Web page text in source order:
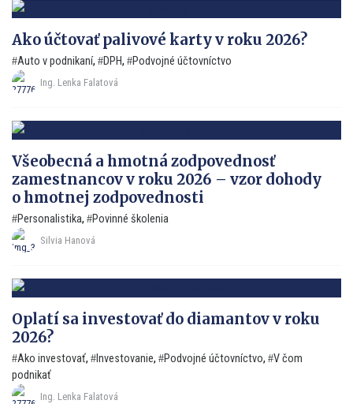
Ako účtovať palivové karty v roku 2026?
Auto v podnikaní, DPH, Podvojné účtovníctvo
Ing. Lenka Falatová
Všeobecná a hmotná zodpovednosť
zamestnancov v roku 2026 – vzor dohody
o hmotnej zodpovednosti
Personalistika, Povinné školenia
Silvia Hanová
Oplatí sa investovať do diamantov v roku
2026?
Ako investovať, Investovanie, Podvojné účtovníctvo,
V čom
podnikať
Ing. Lenka Falatová